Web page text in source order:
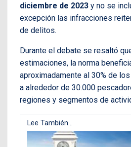
diciembre de 2023 y no se
excepción las infracciones
de delitos.
Durante el debate se resaltó
estimaciones, la norma
aproximadamente al 30% de
a alrededor de 30.000
regiones y segmentos de
Lee También...